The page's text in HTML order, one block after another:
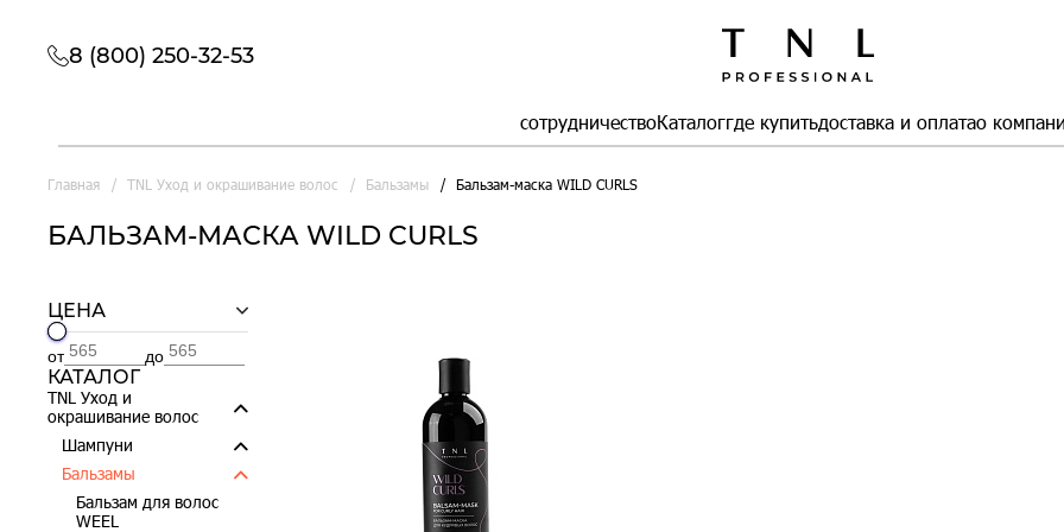
8 (800) 250-32-53
сотрудничествоКаталоггде купитьдоставка и оплатао
Главная TNL Уход и окрашивание волос Бальзамы Бальзам-маска WILD CURLS
БАЛЬЗАМ-МАСКА WILD CURLS
ЦЕНА
от до
КАТАЛОГ
TNL Уход и
окрашивание волос
Шампуни
Бальзамы
Бальзам для волос
WEEL